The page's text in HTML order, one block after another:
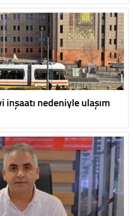
nedeniyle ulaşım